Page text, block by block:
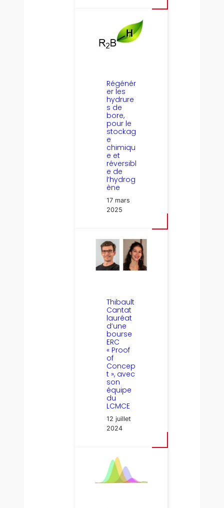
Régénér
er les
hydrure
s de
bore,
pour le
stockag
e
chimiqu
e et
réversibl
e de
l’hydrog
ène
17 mars
2025
Thibault
Cantat
lauréat
d’une
bourse
ERC
« Proof
of
Concep
t », avec
son
équipe
du
LCMCE
12 juillet
2024